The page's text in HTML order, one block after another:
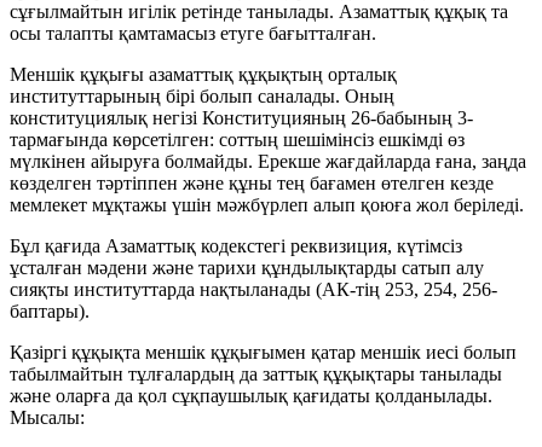
сұғылмайтын игілік ретінде танылады. Азаматтық құқық та
осы талапты қамтамасыз етуге бағытталған.
Меншік құқығы азаматтық құқықтың орталық
институттарының бірі болып саналады. Оның
конституциялық негізі Конституцияның 26-бабының 3-
тармағында көрсетілген: соттың шешімінсіз ешкімді өз
мүлкінен айыруға болмайды. Ерекше жағдайларда ғана, заңда
көзделген тәртіппен және құны тең бағамен өтелген кезде
мемлекет мұқтажы үшін мәжбүрлеп алып қоюға жол беріледі.
Бұл қағида Азаматтық кодекстегі реквизиция, күтімсіз
ұсталған мәдени және тарихи құндылықтарды сатып алу
сияқты институттарда нақтыланады (АК-тің 253, 254, 256-
баптары).
Қазіргі құқықта меншік құқығымен қатар меншік иесі болып
табылмайтын тұлғалардың да заттық құқықтары танылады
және оларға да қол сұқпаушылық қағидаты қолданылады.
Мысалы: